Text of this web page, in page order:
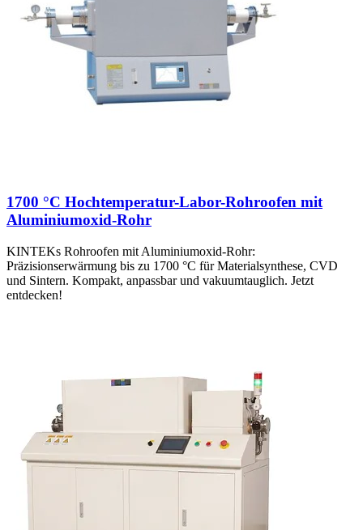
1700 °C Hochtemperatur-Labor-Rohroofen mit
Aluminiumoxid-Rohr
KINTEKs Rohroofen mit Aluminiumoxid-Rohr:
Präzisionserwärmung bis zu 1700 °C für Materialsynthese, CVD
und Sintern. Kompakt, anpassbar und vakuumtauglich. Jetzt
entdecken!